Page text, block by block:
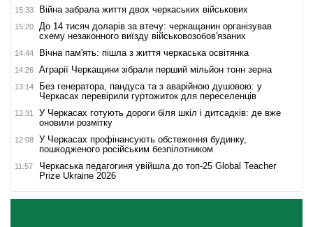
15:33 Війна забрала життя двох черкаських військових
15:20
До 14 тисяч доларів за втечу: черкащанин організував
схему незаконного виїзду військовозобов'язаних
14:44 Вічна пам'ять: пішла з життя черкаська освітянка
14:26 Аграрії Черкащини зібрали перший мільйон тонн зерна
13:14
Без генератора, пандуса та з аварійною душовою: у
Черкасах перевірили гуртожиток для переселенців
12:31
У Черкасах готують дороги біля шкіл і дитсадків: де вже
оновили розмітку
12:08
У Черкасах профінансують обстеження будинку,
пошкодженого російським безпілотником
11:57
Черкаська педагогиня увійшла до топ-25 Global Teacher
Prize Ukraine 2026